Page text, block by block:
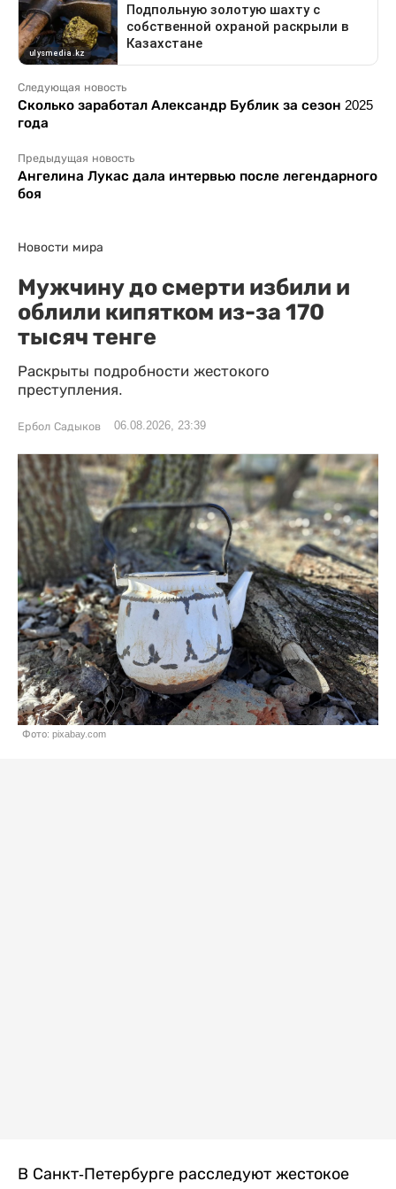
Следующая новость
Сколько заработал Александр Бублик за сезон 2025
года
Предыдущая новость
Ангелина Лукас дала интервью после легендарного
боя
Новости мира
Мужчину до смерти избили и
облили кипятком из-за 170
тысяч тенге
Раскрыты подробности жестокого
преступления.
Ербол Садыков 06.08.2026, 23:39
Фото: pixabay.com
В Санкт-Петербурге расследуют жестокое